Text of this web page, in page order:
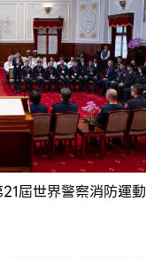
屆世界警察消防運動